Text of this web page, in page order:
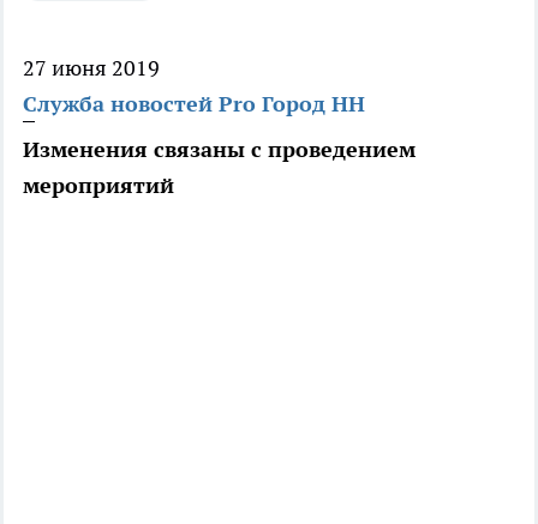
27 июня 2019
Служба новостей Pro Город НН
Изменения связаны с проведением
мероприятий